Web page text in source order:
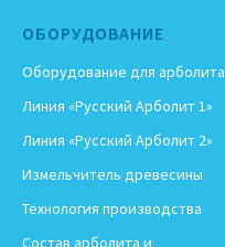
ОБОРУДОВАНИЕ
Оборудование для арболита
Линия «Русский Арболит 1»
Линия «Русский Арболит 2»
Измельчитель древесины
Технология производства
Состав арболита и